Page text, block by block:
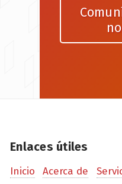
Enlaces útiles
Inicio Acerca de